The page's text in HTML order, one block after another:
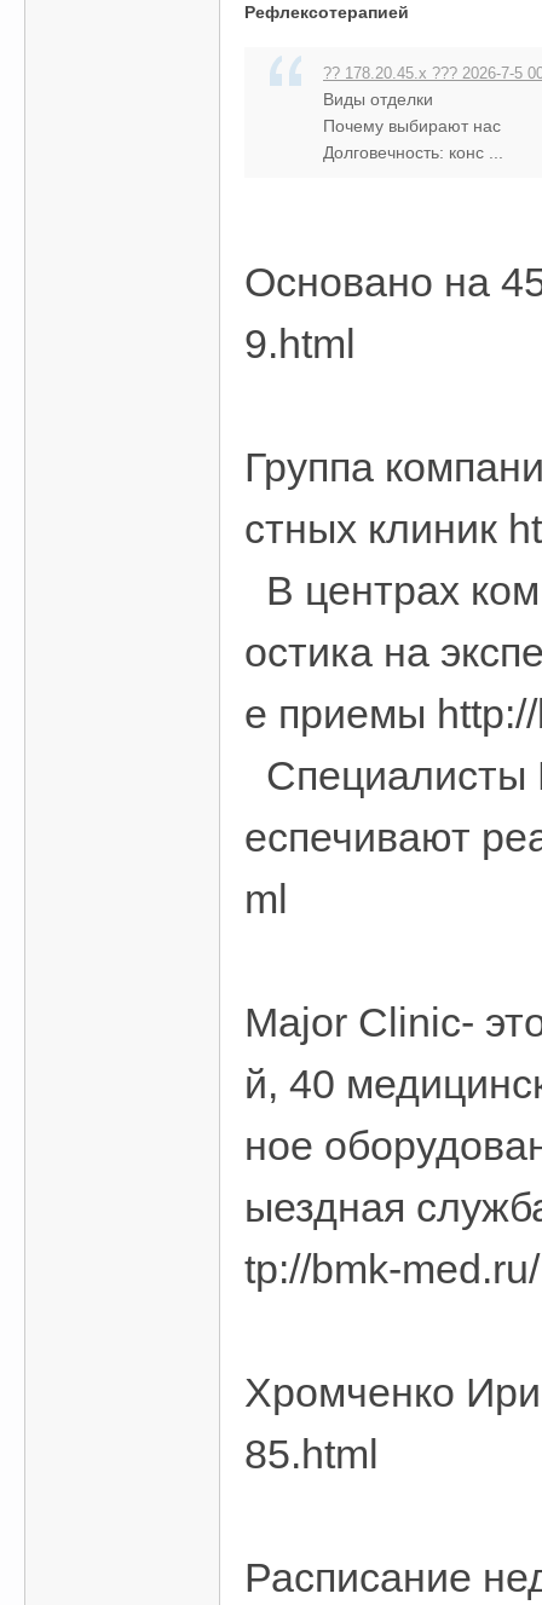
Рефлексотерапией
?? 178.20.45.x ??? 2026-7-5
Виды отделки
Почему выбирают нас
Долговечность: конс ...
Основано на
9.html
Группа
стных клиник
В центрах
остика на
е приемы
еспечивают
ml
Major Clinic-
й, 40
ное
ыездная
tp://bmk-
Хромченко
85.html
Расписание